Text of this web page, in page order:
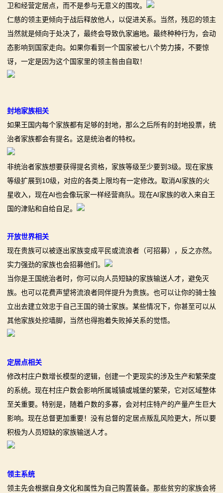
卫和经营定居点，而不是参与无意义的围攻。
仁慈的领主更倾向于战后释放他人，以促进关系。当然，残忍的领主
当然就是倾向于处决了，最终会导致仇家遍地。最终种种行为，会动
态影响到国家走向。如果你看到一个国家被七八个势力揍，不要惊
讶，一定是因为这个国家里的领主咎由自取！
封地家族相关
如果王国内每个家族都有足够的封地，那么之后所有的封地投票，统
治者家族都会有提名。这是统治者的特权。
非统治者家族想要获得提名资格，家族等级至少要到3级。现在家族
等级扩展到10级，对应的各类上限均有一定修改。取消AI家族的火
星收入，现在AI也会像玩家一样经营商队。现在AI家族的收入来自王
国的津贴和自给自足。
开放世界相关
现在贵族可以被逐出家族变成平民或流浪者（可招募），反之亦然。
实力强劲的家族也会招募他们。
当你是王国统治者时，你可以向人员短缺的家族输送人才，避免灭
族。也可以花费声望将流浪者同伴提升为贵族。也可以让你的骑士独
立出去建立效忠于自己王国的骑士家族。某些情况下，你甚至可以从
其他家族处挖墙脚，当然也得抱着失败掉关系的觉悟。
定居点相关
修改村庄户数增长模型的逻辑，创建一个更现实的涉及生产和繁荣度
的系统。现在村庄户数会影响所属城镇或城堡的繁荣，它对区域整体
至关重要。特别是，随着户数的多寡，会对村庄特产的产量产生巨大
影响。现在总督更加重要！没有总督的定居点叛乱风险更大，所以要
积极为人员短缺的家族输送人才。
领主系统
领主先会根据自身文化和属性为自己购置装备。那些贫穷的家族会将